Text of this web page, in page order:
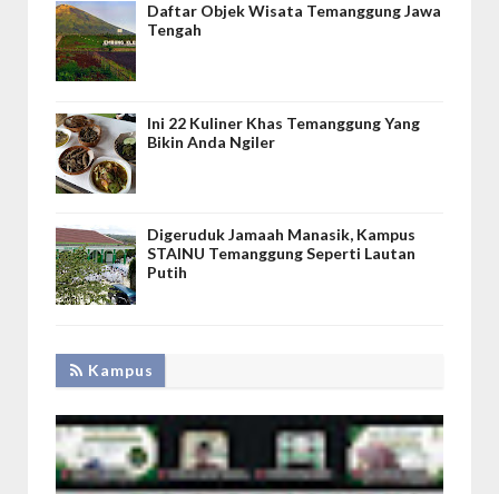
Daftar Objek Wisata Temanggung Jawa
Tengah
Ini 22 Kuliner Khas Temanggung Yang
Bikin Anda Ngiler
Digeruduk Jamaah Manasik, Kampus
STAINU Temanggung Seperti Lautan
Putih
Kampus